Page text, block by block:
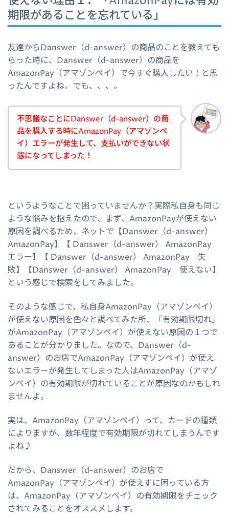
期限があることを忘れている」
友達からDanswer（d-answer）の商品のことを教えても
らった時に、Danswer（d-answer）の商品を
AmazonPay（アマゾンペイ）で今すぐ購入したい！と思
ったんですよね。でも、、、。
不思議なことにDanswer（d-answer）の商
品を購入する時にAmazonPay（アマゾンペ
イ）エラーが発生して、支払いができない状
態になってしまった！
というようなことで困っていませんか？実際私自身も同じ
ような悩みを抱えたので、まず、AmazonPayが使えない
原因を調べるため、ネットで【Danswer（d-answer）
AmazonPay】【 Danswer（d-answer） AmazonPay
エラー】【 Danswer（d-answer） AmazonPay 失
敗】【Danswer（d-answer） AmazonPay 使えない】
という感じで検索をしてみました。
そのような感じで、私自身AmazonPay（アマゾンペイ）
が使えない原因を色々と調べてみた所、「有効期限切れ」
がAmazonPay（アマゾンペイ）が使えない原因の１つで
あることが分かりました。なので、Danswer（d-
answer）のお店でAmazonPay（アマゾンペイ）が使え
ないエラーが発生してしまった人はAmazonPay（アマゾ
ンペイ）の有効期限が切れていることが原因なのかもしれ
ませんよ。
実は、AmazonPay（アマゾンペイ）って、カードの種類
によりますが、数年程度で有効期限が切れてしまうんです
よね♪
だから、Danswer（d-answer）のお店で
AmazonPay（アマゾンペイ）が使えずに困っている方
は、AmazonPay（アマゾンペイ）の有効期限をチェック
されてみることをオススメします。